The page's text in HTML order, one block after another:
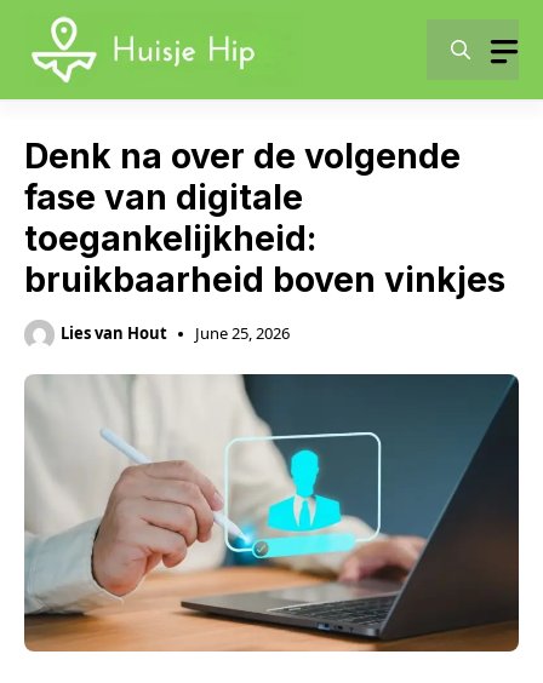
content
Denk na over de volgende
fase van digitale
toegankelijkheid:
bruikbaarheid boven vinkjes
Lies van Hout June 25, 2026